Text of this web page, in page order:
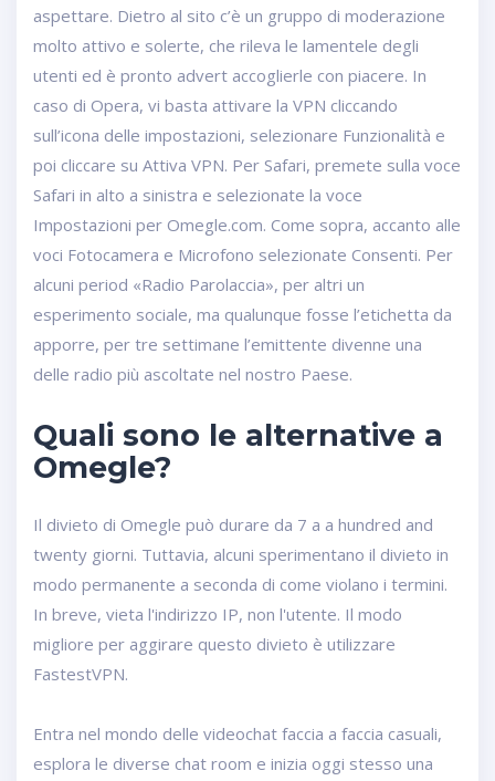
aspettare. Dietro al sito c’è un gruppo di moderazione
molto attivo e solerte, che rileva le lamentele degli
utenti ed è pronto advert accoglierle con piacere. In
caso di Opera, vi basta attivare la VPN cliccando
sull’icona delle impostazioni, selezionare Funzionalità e
poi cliccare su Attiva VPN. Per Safari, premete sulla voce
Safari in alto a sinistra e selezionate la voce
Impostazioni per Omegle.com. Come sopra, accanto alle
voci Fotocamera e Microfono selezionate Consenti. Per
alcuni period «Radio Parolaccia», per altri un
esperimento sociale, ma qualunque fosse l’etichetta da
apporre, per tre settimane l’emittente divenne una
delle radio più ascoltate nel nostro Paese.
Quali sono le alternative a
Omegle?
Il divieto di Omegle può durare da 7 a a hundred and
twenty giorni. Tuttavia, alcuni sperimentano il divieto in
modo permanente a seconda di come violano i termini.
In breve, vieta l'indirizzo IP, non l'utente. Il modo
migliore per aggirare questo divieto è utilizzare
FastestVPN.
Entra nel mondo delle videochat faccia a faccia casuali,
esplora le diverse chat room e inizia oggi stesso una